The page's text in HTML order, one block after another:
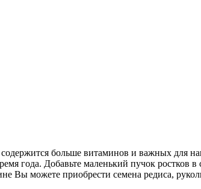
больше витаминов и важных для
года. Добавьте маленький пучок ростков
Вы можете приобрести семена редиса,